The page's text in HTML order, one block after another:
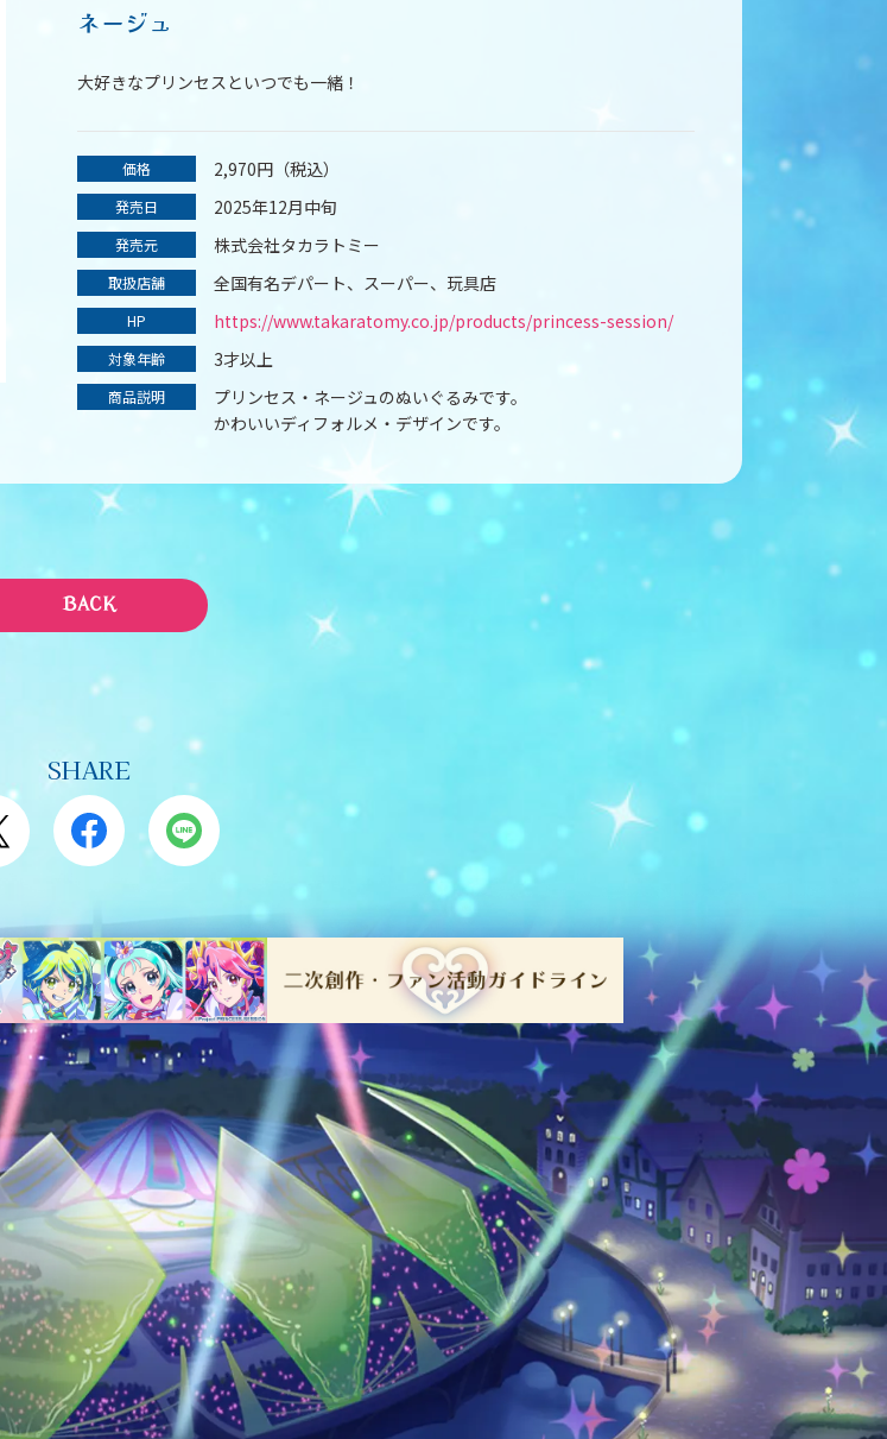
ネージュ
大好きなプリンセスといつでも一緒！
価格 2,970円（税込）
発売日 2025年12月中旬
発売元 株式会社タカラトミー
取扱店舗 全国有名デパート、スーパー、玩具店
HP https://www.takaratomy.co.jp/products/princess-session/
対象年齢 3才以上
商品説明
プリンセス・ネージュのぬいぐるみです。
かわいいディフォルメ・デザインです。
BACK
SHARE